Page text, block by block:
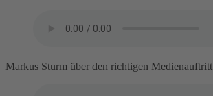
Markus Sturm über den richtigen Medienauftritt